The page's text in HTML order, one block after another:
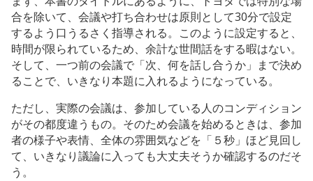
合を除いて、会議や打ち合わせは原則として30分で設定
するよう口うるさく指導される。このように設定すると、
時間が限られているため、余計な世間話をする暇はない。
そして、一つ前の会議で「次、何を話し合うか」まで決め
ることで、いきなり本題に入れるようになっている。
ただし、実際の会議は、参加している人のコンディション
がその都度違うもの。そのため会議を始めるときは、参加
者の様子や表情、全体の雰囲気などを「５秒」ほど見回し
て、いきなり議論に入っても大丈夫そうか確認するのだそ
う。